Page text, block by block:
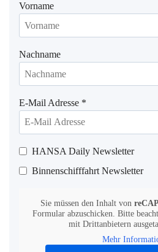
Vorname
Nachname
E-Mail Adresse *
HANSA Daily Newsletter
Binnenschifffahrt Newsletter
Sie müssen den Inhalt von
Formular abzuschicken. Bitte
mit Drittanbietern
Mehr